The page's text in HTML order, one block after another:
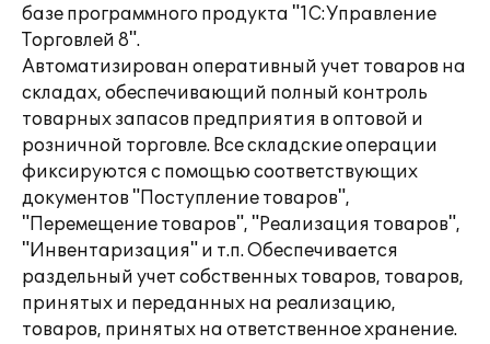
базе программного продукта "1С:Управление
Торговлей 8".
Автоматизирован оперативный учет товаров на
складах, обеспечивающий полный контроль
товарных запасов предприятия в оптовой и
розничной торговле. Все складские операции
фиксируются с помощью соответствующих
документов "Поступление товаров",
"Перемещение товаров", "Реализация товаров",
"Инвентаризация" и т.п. Обеспечивается
раздельный учет собственных товаров, товаров,
принятых и переданных на реализацию,
товаров, принятых на ответственное хранение.